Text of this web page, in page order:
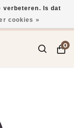
verzonden*
0
verbeteren. Is dat
cookies »